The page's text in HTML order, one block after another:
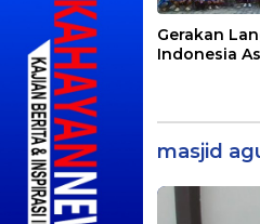
Gerakan
Indonesia
masjid